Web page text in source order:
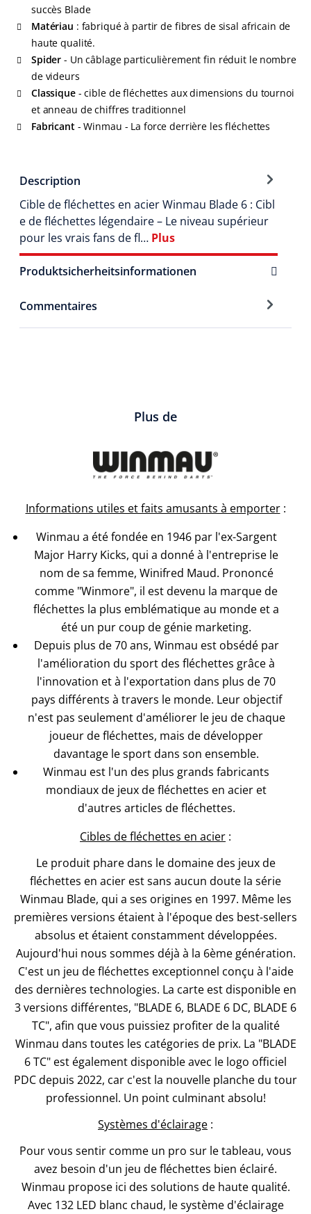
Description
Cible de fléchettes en acier Winmau Blade 6 : Cibl
e de fléchettes légendaire – Le niveau supérieur
pour les vrais fans de fl… Plus
Produktsicherheitsinformationen
Commentaires
succès Blade
Matériau : fabriqué à partir de fibres de sisal africain de
haute qualité.
Spider - Un câblage particulièrement fin réduit le nombre
de videurs
Classique- cible de fléchettes aux dimensions du tournoi
et anneau de chiffres traditionnel
Fabricant- Winmau - La force derrière les fléchettes
Plus de
Informations utiles et faits amusants à emporter:
Winmau a été fondée en 1946 par l'ex-Sargent
Major Harry Kicks, qui a donné à l'entreprise le
nom de sa femme, Winifred Maud. Prononcé
comme "Winmore", il est devenu la marque de
fléchettes la plus emblématique au monde et a
été un pur coup de génie marketing.
Depuis plus de 70 ans, Winmau est obsédé par
l'amélioration du sport des fléchettes grâce à
l'innovation et à l'exportation dans plus de 70
pays différents à travers le monde. Leur objectif
n'est pas seulement d'améliorer le jeu de chaque
joueur de fléchettes, mais de développer
davantage le sport dans son ensemble.
Winmau est l'un des plus grands fabricants
mondiaux de jeux de fléchettes en acier et
d'autres articles de fléchettes.
Cibles de fléchettes en acier :
Le produit phare dans le domaine des jeux de
fléchettes en acier est sans aucun doute la série
Winmau Blade, qui a ses origines en 1997. Même les
premières versions étaient à l'époque des best-sellers
absolus et étaient constamment développées.
Aujourd'hui nous sommes déjà à la 6ème génération.
C'est un jeu de fléchettes exceptionnel conçu à l'aide
des dernières technologies. La carte est disponible en
3 versions différentes, "BLADE 6, BLADE 6 DC, BLADE 6
TC", afin que vous puissiez profiter de la qualité
Winmau dans toutes les catégories de prix. La "BLADE
6 TC" est également disponible avec le logo officiel
PDC depuis 2022, car c'est la nouvelle planche du tour
professionnel. Un point culminant absolu!
Systèmes d'éclairage :
Pour vous sentir comme un pro sur le tableau, vous
avez besoin d'un jeu de fléchettes bien éclairé.
Winmau propose ici des solutions de haute qualité.
Avec 132 LED blanc chaud, le système d'éclairage